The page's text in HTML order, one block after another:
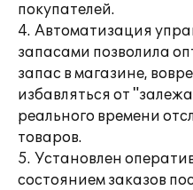
покупателей.
4. Автоматизация
запасами позволила
запас в магазине,
избавляться от
реального времени
товаров.
5. Установлен
состоянием заказов